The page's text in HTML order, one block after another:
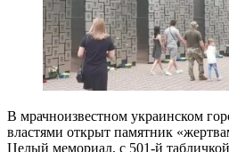
В мрачноизвестном украинском
властями открыт памятник
Целый мемориал, с 501-й